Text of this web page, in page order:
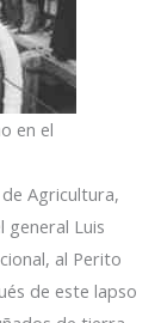
en el
Agricultura,
general Luis
al Perito
de este lapso